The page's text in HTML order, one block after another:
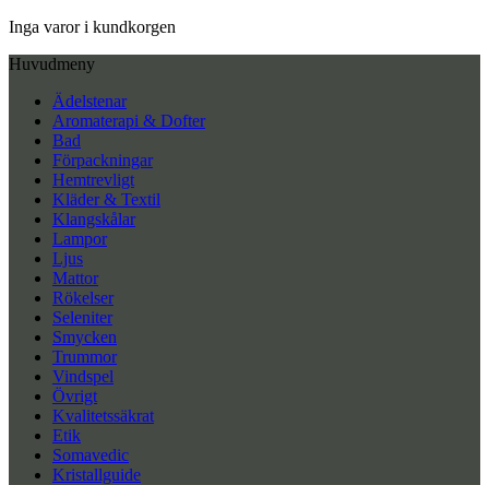
Inga varor i kundkorgen
Huvudmeny
Ädelstenar
Aromaterapi & Dofter
Bad
Förpackningar
Hemtrevligt
Kläder & Textil
Klangskålar
Lampor
Ljus
Mattor
Rökelser
Seleniter
Smycken
Trummor
Vindspel
Övrigt
Kvalitetssäkrat
Etik
Somavedic
Kristallguide